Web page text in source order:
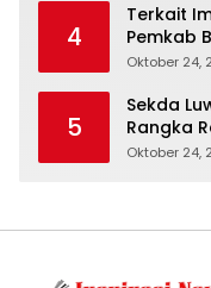
4
Terkait
Pemkab
Oktober 24,
5
Sekda
Rangka
Oktober 24,